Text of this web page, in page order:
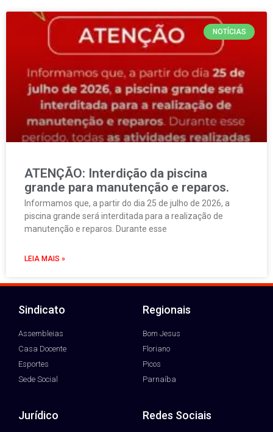
NOTÍCIAS
ATENÇÃO: Interdição da piscina
grande para manutenção e reparos.
Informamos que, a partir do dia 25 de julho de 2026, a
piscina grande será interditada para a realização de
manutenção e reparos. Durante esse
LEIA MAIS »
Sindicato
Assembleias
Casa Docente
Esportes
Sede Social
Regionais
Bom Jesus
Floriano
Picos
Parnaíba
Jurídico Redes Sociais